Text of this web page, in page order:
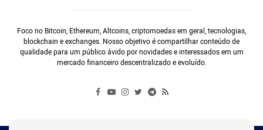
Foco no Bitcoin, Ethereum, Altcoins, criptomoedas em geral, tecnologias,
blockchain e exchanges. Nosso objetivo é compartilhar conteúdo de
qualidade para um público ávido por novidades e interessados em um
mercado financeiro descentralizado e evoluído.